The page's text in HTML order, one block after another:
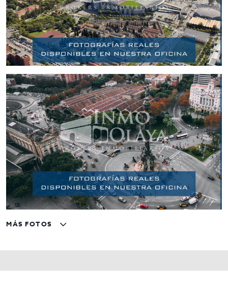
Si te apasiona la restauración, buscas un lugar donde
desarrollar un negocio con muy buenas expectativas de
futuro, no dudes un solo momento en adentrarte en este
local y comprobar de primera mano las múltiples
posibilidades que tiene. Pídenos cita sin compromiso y te lo
mostraremos encantados.
MÁS FOTOS